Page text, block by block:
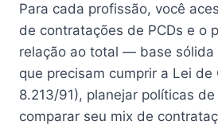
Para cada profissão, você
de contratações de PCDs e o
relação ao total — base sólida
que precisam cumprir a Lei de
8.213/91), planejar políticas
comparar seu mix de